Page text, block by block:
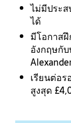
ไม่มีประ
ได้
มีโอกาส
อังกฤษกั
เรียนต่อ
สูงสุด ‎£